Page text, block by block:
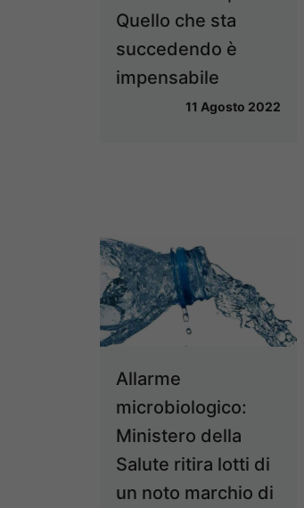
Quello che sta
succedendo è
impensabile
11 Agosto 2022
Allarme
microbiologico:
Ministero della
Salute ritira lotti di
un noto marchio di